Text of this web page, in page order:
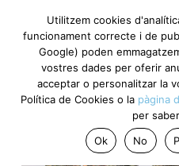
Utilitzem cookies
funcionament correcte i de
Google) poden
vostres dades per oferir
acceptar o personalitzar la
Política de Cookies o la pàgina
per
Ok
No